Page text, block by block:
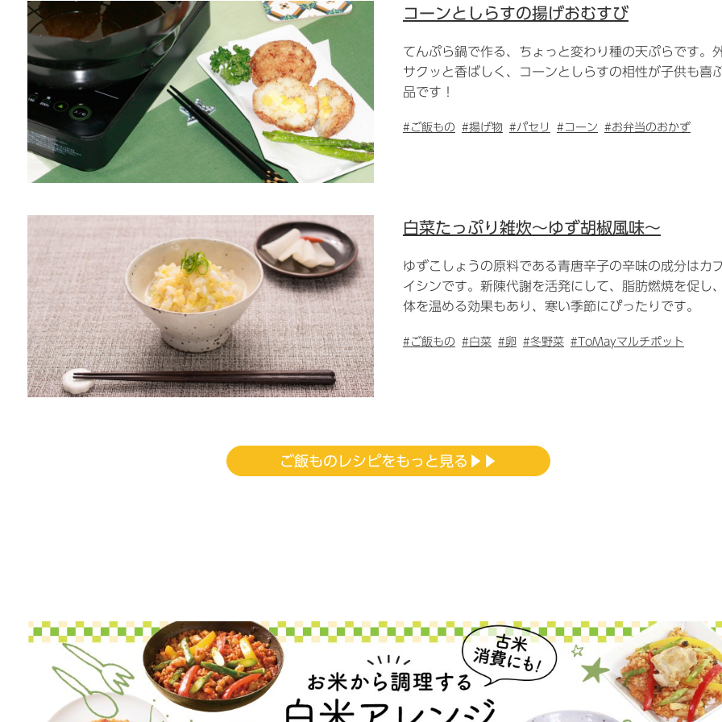
コーンとしらすの揚げおむすび
てんぷら鍋で作る、ちょっと変わり種の天ぷらです。
サクッと香ばしく、コーンとしらすの相性が子供も喜
品です！
#ご飯もの #揚げ物 #パセリ #コーン #お弁当のおかず
白菜たっぷり雑炊～ゆず胡椒風味～
ゆずこしょうの原料である青唐辛子の辛味の成分はカ
イシンです。新陳代謝を活発にして、脂肪燃焼を促し
体を温める効果もあり、寒い季節にぴったりです。
#ご飯もの #白菜 #卵 #冬野菜 #ToMayマルチポット
ご飯ものレシピをもっと見る▶▶